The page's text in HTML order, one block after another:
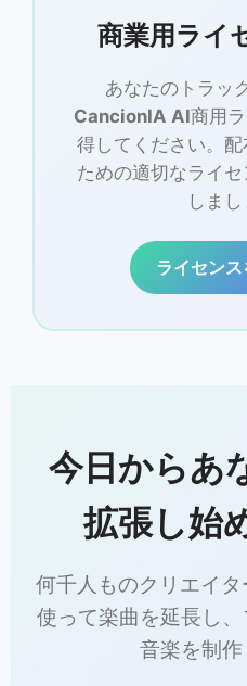
商業用ライ
あなたのトラッ
CancionIA AI商用
得してください。
ための適切なライ
しまし
ライセン
今日からあ
拡張し始
何千人ものクリエイ
使って楽曲を延長し
音楽を制